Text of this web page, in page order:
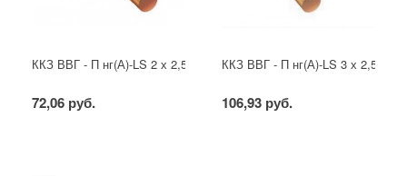
ККЗ ВВГ - П нг(А)-LS 2 х 2,5 ГОСТ
72,06 руб.
ККЗ ВВГ - П нг(А)-LS 3 х 2,5
106,93 руб.